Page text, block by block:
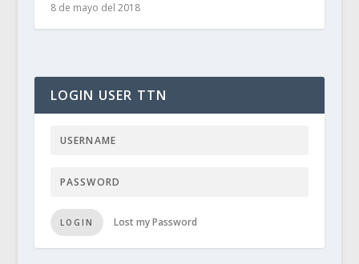
8 de mayo del 2018
LOGIN USER TTN
LOGIN Lost my Password